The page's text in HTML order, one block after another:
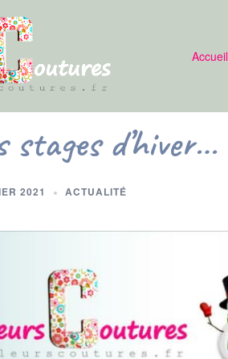
Accueil
stages d’hiver…
2021 ACTUALITÉ